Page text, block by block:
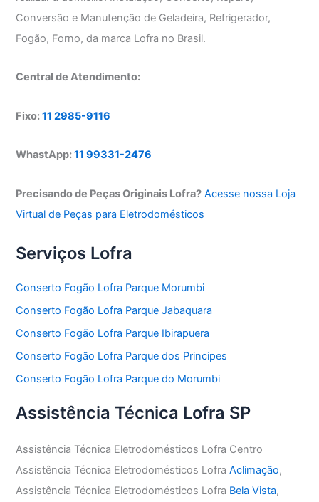
Conversão e Manutenção de Geladeira, Refrigerador,
Fogão, Forno, da marca Lofra no Brasil.
Central de Atendimento:
Fixo:11 2985-9116
WhastApp:11 99331-2476
Precisando de Peças Originais Lofra? Acesse nossa Loja
Virtual de Peças para Eletrodomésticos
Serviços Lofra
Conserto Fogão Lofra Parque Morumbi
Conserto Fogão Lofra Parque Jabaquara
Conserto Fogão Lofra Parque Ibirapuera
Conserto Fogão Lofra Parque dos Principes
Conserto Fogão Lofra Parque do Morumbi
Assistência Técnica Lofra SP
Assistência Técnica Eletrodomésticos Lofra Centro
Assistência Técnica Eletrodomésticos LofraAclimação,
Assistência Técnica Eletrodomésticos Lofra Bela Vista,